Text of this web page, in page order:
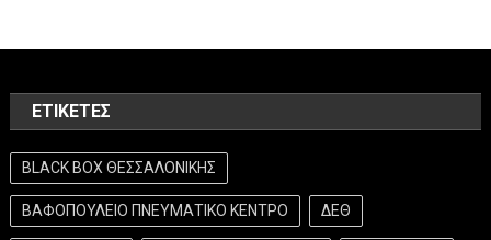
ΕΤΙΚΈΤΕΣ
BLACK BOX ΘΕΣΣΑΛΟΝΙΚΗΣ
ΒΑΦΟΠΟΥΛΕΙΟ ΠΝΕΥΜΑΤΙΚΟ ΚΕΝΤΡΟ ΔΕΘ